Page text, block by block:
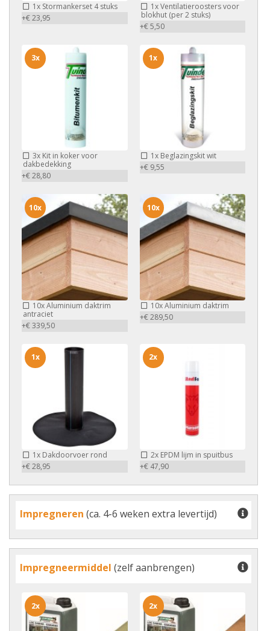
1x Stormankerset 4 stuks
+€ 23,95
1xVentilatieroosters voor
blokhut (per 2 stuks)
+€ 5,50
3x Kit in koker voor
dakbedekking
+€ 28,80
3x
1xBeglazingskit wit
+€ 9,55
1x
10xAluminium daktrim
antraciet
+€ 339,50
10x
10xAluminium daktrim
+€ 289,50
10x
1x Dakdoorvoer rond
+€ 28,95
1x
2xEPDM lijm in spuitbus
+€ 47,90
2x
Impregneren (ca. 4-6 weken extra levertijd)
Impregneermiddel (zelf aanbrengen)
2x 2x